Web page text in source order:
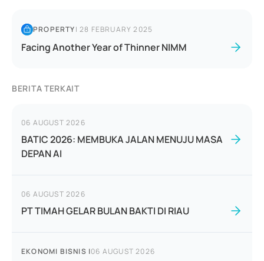
PROPERTY|28 FEBRUARY 2025
Facing Another Year of Thinner NIMM
BERITA TERKAIT
06 AUGUST 2026
BATIC 2026: MEMBUKA JALAN MENUJU MASA
DEPAN AI
06 AUGUST 2026
PT TIMAH GELAR BULAN BAKTI DI RIAU
EKONOMI BISNIS |06 AUGUST 2026